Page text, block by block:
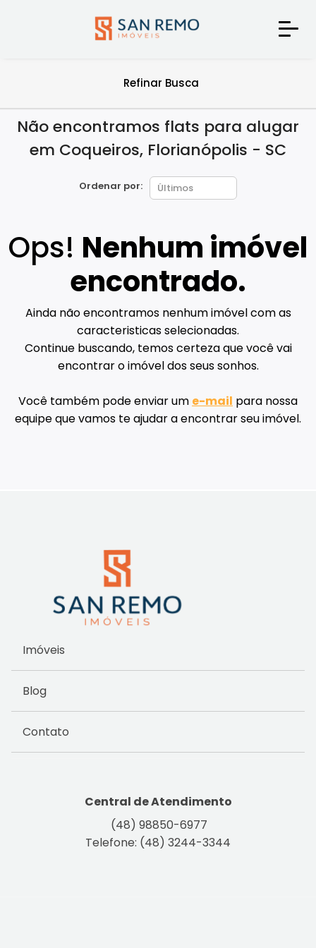
Refinar Busca
Não encontramos flats para alugar
em Coqueiros, Florianópolis - SC
Ordenar por:
Ops! Nenhum imóvel
encontrado.
Ainda não encontramos nenhum imóvel com as
caracteristicas selecionadas.
Continue buscando, temos certeza que você vai
encontrar o imóvel dos seus sonhos.
Você também pode enviar um e-mail para nossa
equipe que vamos te ajudar a encontrar seu imóvel.
Imóveis
Blog
Contato
Central de Atendimento
(48) 98850-6977
Telefone: (48) 3244-3344